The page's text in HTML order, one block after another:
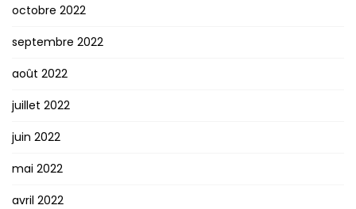
octobre 2022
septembre 2022
août 2022
juillet 2022
juin 2022
mai 2022
avril 2022